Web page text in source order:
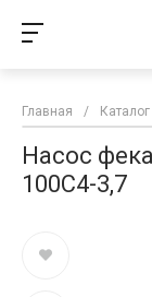
Главная /
Насос
100С4-3,7